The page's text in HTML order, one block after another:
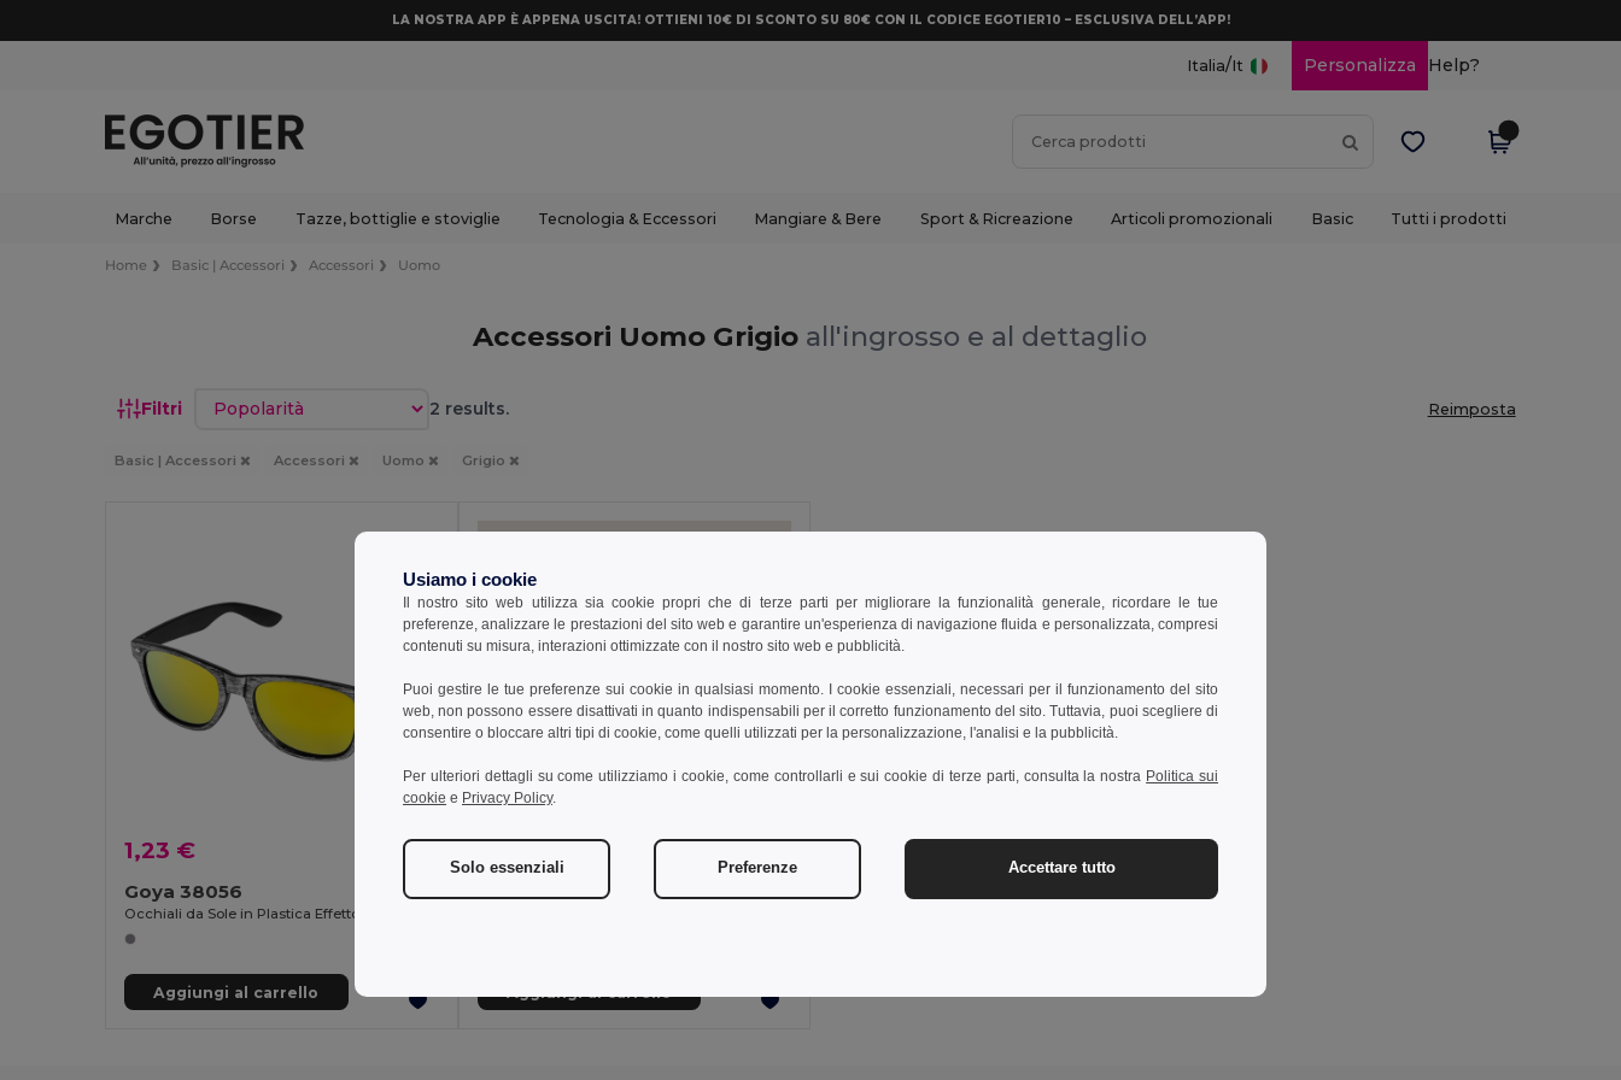
LA NOSTRA APP È APPENA USCITA! OTTIENI 10€ DI SCONTO SU 80€ CON IL CODICE EGOTIER10 – ESCLUSIVA DELL’APP!
Italia/It Personalizza Help?
Marche Borse Tazze, bottiglie e stoviglie Tecnologia & Eccessori Mangiare & Bere Sport & Ricreazione Articoli promozionali Basic Tutti i prodotti
Home Basic | Accessori Accessori Uomo
Accessori Uomo Grigio all'ingrosso e al dettaglio
Filtri Ordina per 2 results. Reimposta
Basic | Accessori Accessori Uomo Grigio
1,23 €
Goya 38056
Aggiungi al carrello
7,64 €
Goya 39529
Usiamo i cookie
Il nostro sito web utilizza sia cookie propri che di terze parti per migliorare la funzionalità generale, ricordare le tue
preferenze, analizzare le prestazioni del sito web e garantire un'esperienza di navigazione fluida e personalizzata, compresi
contenuti su misura, interazioni ottimizzate con il nostro sito web e pubblicità.
Puoi gestire le tue preferenze sui cookie in qualsiasi momento. I cookie essenziali, necessari per il funzionamento del sito
web, non possono essere disattivati in quanto indispensabili per il corretto funzionamento del sito. Tuttavia, puoi scegliere di
consentire o bloccare altri tipi di cookie, come quelli utilizzati per la personalizzazione, l'analisi e la pubblicità.
Per ulteriori dettagli su come utilizziamo i cookie, come controllarli e sui cookie di terze parti, consulta la nostra Politica sui
cookie e Privacy Policy.
Solo essenziali Preferenze Accettare tutto